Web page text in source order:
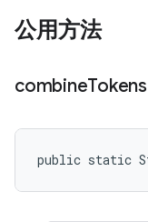
公用方法
combineTokens
public static